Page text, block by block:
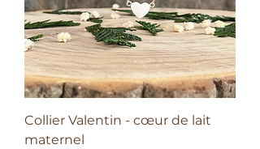
Collier Valentin - cœur de lait
maternel